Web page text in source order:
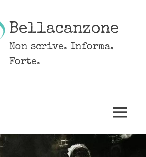
Bellacanzone
Non scrive. Informa.
Forte.
MENU